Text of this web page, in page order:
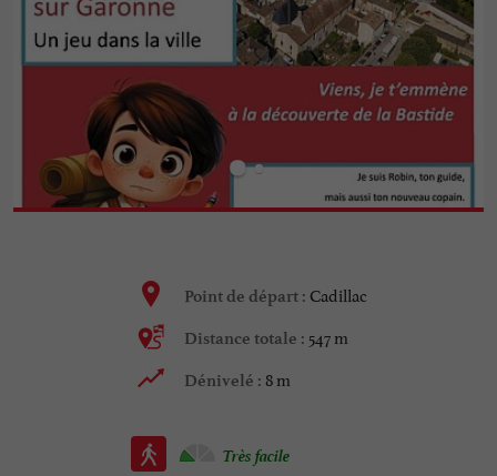
Point de départ : Cadillac
Distance totale : 547 m
Dénivelé : 8 m
Très facile